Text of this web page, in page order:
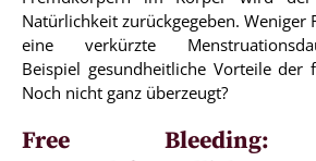
Natürlichkeit zurückgegeben. Weniger
eine verkürzte
Beispiel gesundheitliche Vorteile der
Noch nicht ganz überzeugt?
Free Bleeding: